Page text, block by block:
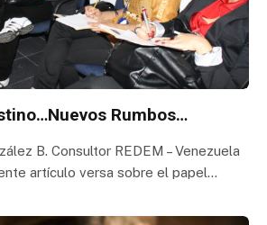
Rumbos…
B. Consultor REDEM – Venezuela
artículo versa sobre el papel…